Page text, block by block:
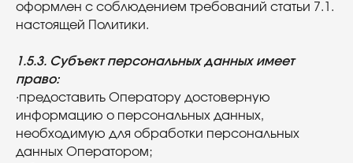
оформлен с соблюдением требований статьи 7.1.
настоящей Политики.
1.5.3. Субъект персональных данных имеет
право:
·предоставить Оператору достоверную
информацию о персональных данных,
необходимую для обработки персональных
данных Оператором;